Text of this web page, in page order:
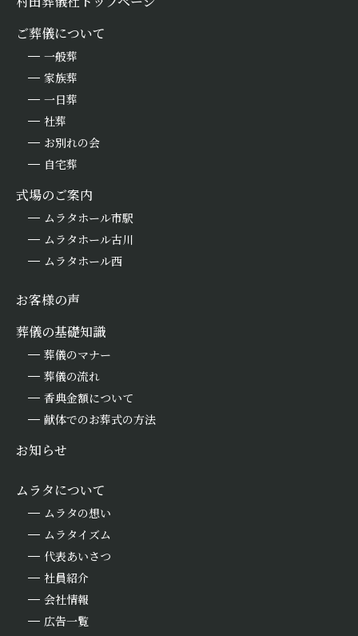
ご葬儀について
一般葬
家族葬
一日葬
社葬
お別れの会
自宅葬
式場のご案内
ムラタホール市駅
ムラタホール古川
ムラタホール西
お客様の声
葬儀の基礎知識
葬儀のマナー
葬儀の流れ
香典金額について
献体でのお葬式の方法
お知らせ
ムラタについて
ムラタの想い
ムラタイズム
代表あいさつ
社員紹介
会社情報
広告一覧